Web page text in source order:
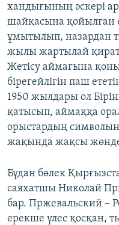
хандығының әскері
шайқасына қойылған
ұмытылып, назардан
жылы жартылай
Жетісу аймағына
бірегейлігін паш
1950 жылдары ол
қатысып, аймаққа
орыстардың
жақында жақсы
Бұдан бөлек
саяхатшы Николай
бар. Пржевальский –
ерекше үлес қосқан,